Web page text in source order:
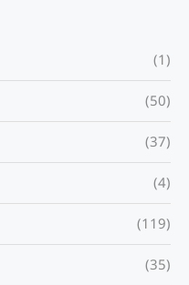
(1)
(50)
(37)
(4)
(119)
(35)